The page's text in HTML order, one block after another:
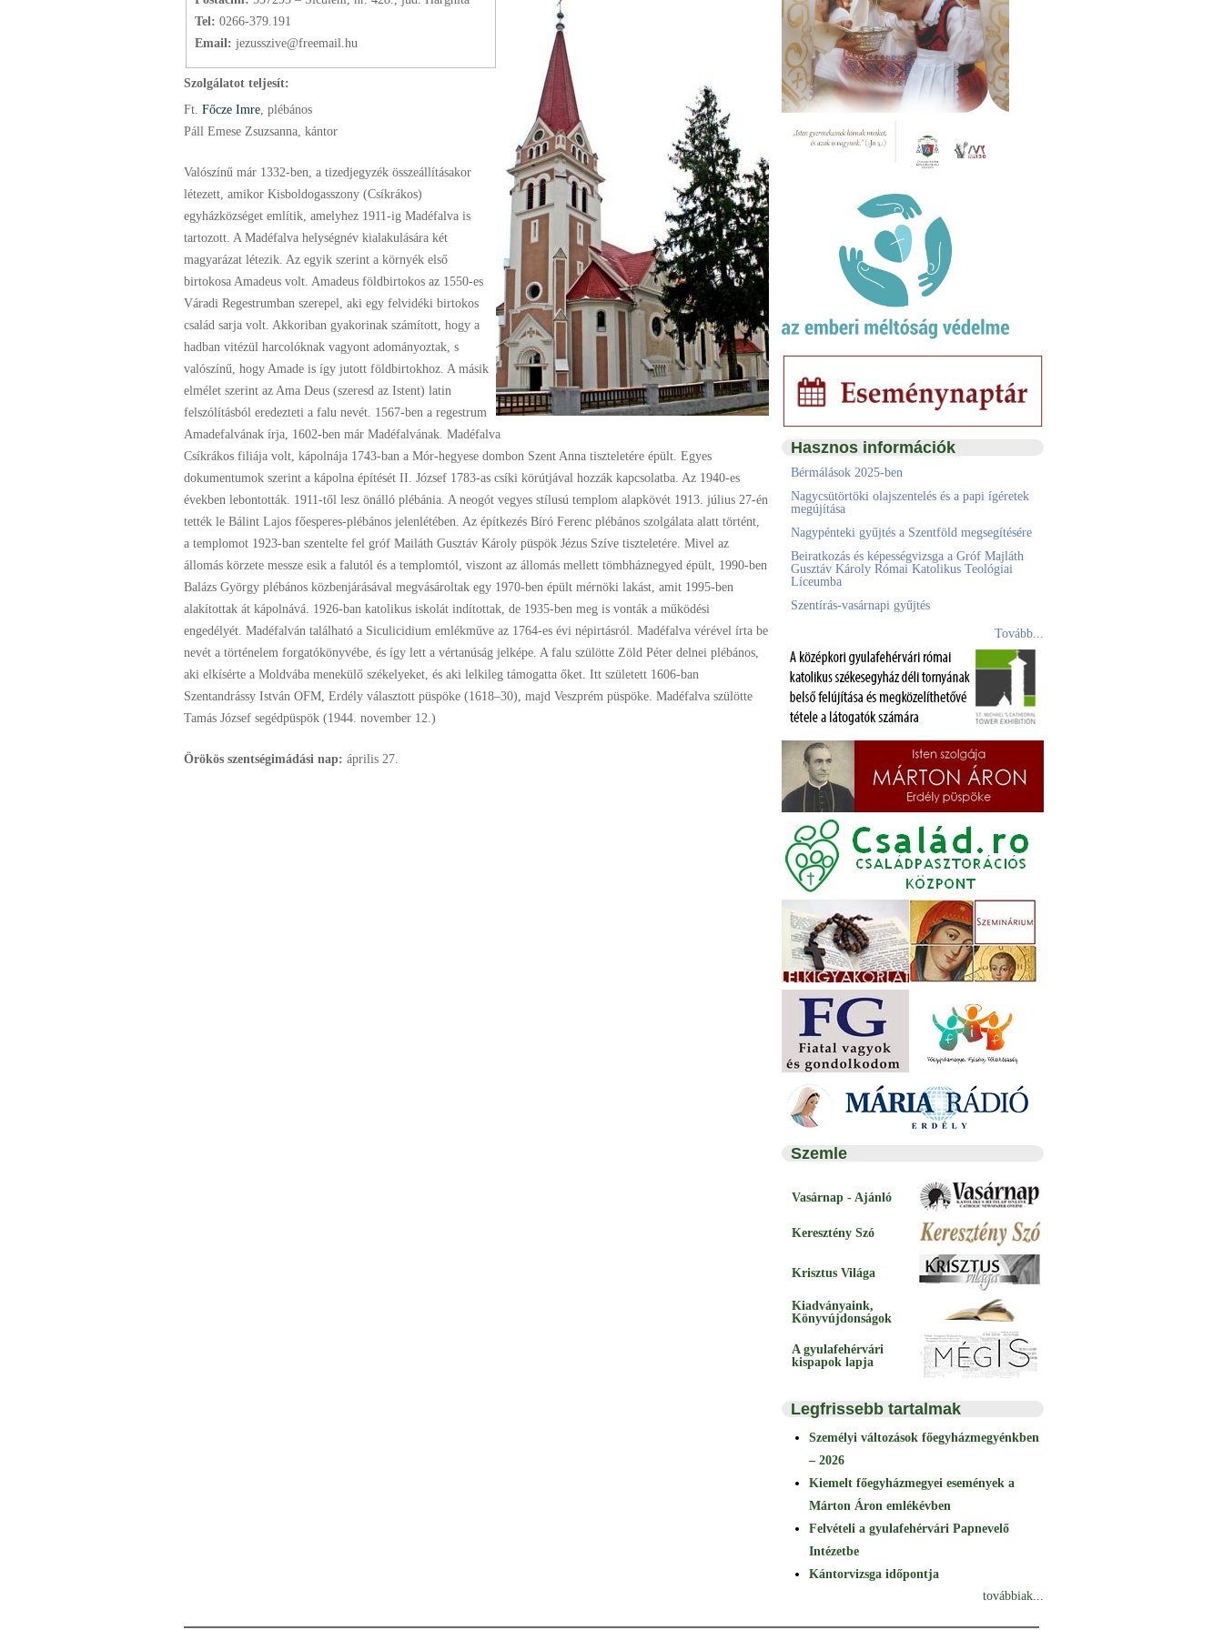
Tel: 0266-379.191
Email: jezusszive@freemail.hu
Szolgálatot teljesít:
Ft. Főcze Imre , plébános
Páll Emese Zsuzsanna, kántor
Valószínű már 1332-ben, a tizedjegyzék összeállításakor
létezett, amikor Kisboldogasszony (Csíkrákos)
egyházközséget említik, amelyhez 1911-ig Madéfalva is
tartozott. A Madéfalva helységnév kialakulására két
magyarázat létezik. Az egyik szerint a környék első
birtokosa Amadeus volt. Amadeus földbirtokos az 1550-es
Váradi Regestrumban szerepel, aki egy felvidéki birtokos
család sarja volt. Akkoriban gyakorinak számított, hogy a
hadban vitézül harcolóknak vagyont adományoztak, s
valószínű, hogy Amade is így jutott földbirtokhoz. A másik
elmélet szerint az Ama Deus (szeresd az Istent) latin
felszólításból eredezteti a falu nevét. 1567-ben a regestrum
Amadefalvának írja, 1602-ben már Madéfalvának. Madéfalva
Csíkrákos filiája volt, kápolnája 1743-ban a Mór-hegyese dombon Szent Anna tiszteletére épült. Egyes
dokumentumok szerint a kápolna építését II. József 1783-as csíki körútjával hozzák kapcsolatba. Az 1940-es
években lebontották. 1911-től lesz önálló plébánia. A neogót vegyes stílusú templom alapkövét 1913. július 27-én
tették le Bálint Lajos főesperes-plébános jelenlétében. Az építkezés Bíró Ferenc plébános szolgálata alatt történt,
a templomot 1923-ban szentelte fel gróf Mailáth Gusztáv Károly püspök Jézus Szíve tiszteletére. Mivel az
állomás körzete messze esik a falutól és a templomtól, viszont az állomás mellett tömbháznegyed épült, 1990-ben
Balázs György plébános közbenjárásával megvásároltak egy 1970-ben épült mérnöki lakást, amit 1995-ben
alakítottak át kápolnává. 1926-ban katolikus iskolát indítottak, de 1935-ben meg is vonták a működési
engedélyét. Madéfalván található a Siculicidium emlékműve az 1764-es évi népirtásról. Madéfalva vérével írta be
nevét a történelem forgatókönyvébe, és így lett a vértanúság jelképe. A falu szülötte Zöld Péter delnei plébános,
aki elkísérte a Moldvába menekülő székelyeket, és aki lelkileg támogatta őket. Itt született 1606-ban
Szentandrássy István OFM, Erdély választott püspöke (1618–30), majd Veszprém püspöke. Madéfalva szülötte
Tamás József segédpüspök (1944. november 12.)
Örökös szentségimádási nap: április 27.
Hasznos információk
Bérmálások 2025-ben
Nagycsütörtöki olajszentelés és a papi ígéretek
megújítása
Nagypénteki gyűjtés a Szentföld megsegítésére
Beiratkozás és képességvizsga a Gróf Majláth
Gusztáv Károly Római Katolikus Teológiai
Líceumba
Szentírás-vasárnapi gyűjtés
Tovább...
Szemle
Vasárnap - Ajánló
Keresztény Szó
Krisztus Világa
Kiadványaink,
Könyvújdonságok
A gyulafehérvári
kispapok lapja
Legfrissebb tartalmak
Személyi változások főegyházmegyénkben
– 2026
Kiemelt főegyházmegyei események a
Márton Áron emlékévben
Felvételi a gyulafehérvári Papnevelő
Intézetbe
Kántorvizsga időpontja
továbbiak...